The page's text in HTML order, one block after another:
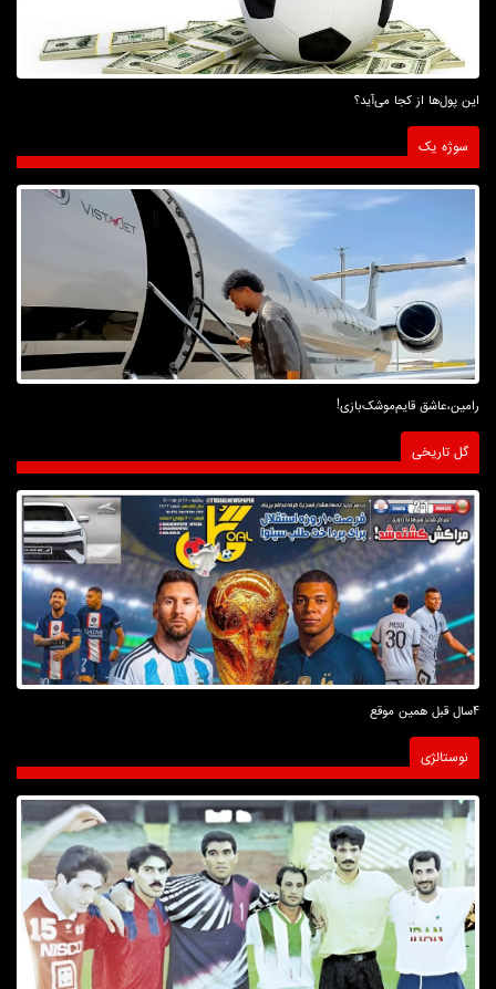
این پول‌ها از کجا می‌آید؟
سوژه یک
رامین،عاشق قایم‌موشک‌بازی!
گل تاریخی
4سال قبل همین موقع
نوستالژی